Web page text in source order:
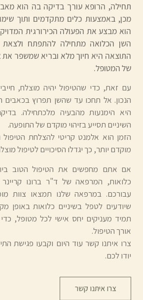
תחילה, הרופא עורך בדיקה בה הוא
מכן, באמצעות כלים מתקדמים ותוך
הוא מבצע את הפעולה הכירורגית
השן הכלואה מתחילה להתפתח ולצאת
התוצאה היא חיוך מלא ובריא שמשפר את
של המטופל.
עם זאת, כדי שהטיפול יהיה מוצלח,
הנכון. אל תחכו עד שהשן תפרוץ בכאבים
היא הימנעות מהבעיה מלכתחילה.
השיניים תסייע בזיהוי מוקדם של התופעה.
הזמן הוא אלמנט קריטי להצלחת
מוקדם יותר, כך יגדלו הסיכויים לטיפול
אם אתם מחפשים את הטיפול הטוב
כלואות, המרפאה של ד"ר ברונו
עבורכם. במרפאה שלנו תמצאו צוות
שיודעים לטפל בשיניים כלואות באופן
תמיד מעניקים יחס אישי לכל מטופל,
אורך הטיפול.
צרו איתנו קשר עוד היום וקבעו פגישת
יודו לכם.
צרו איתנו קשר